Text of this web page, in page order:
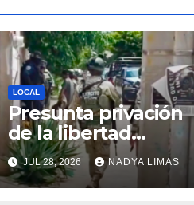
LOCAL
Presunta privación
de la libertad
genera fuerte
movilización
policiaca en
JUL 28, 2026 NADYA LIMAS